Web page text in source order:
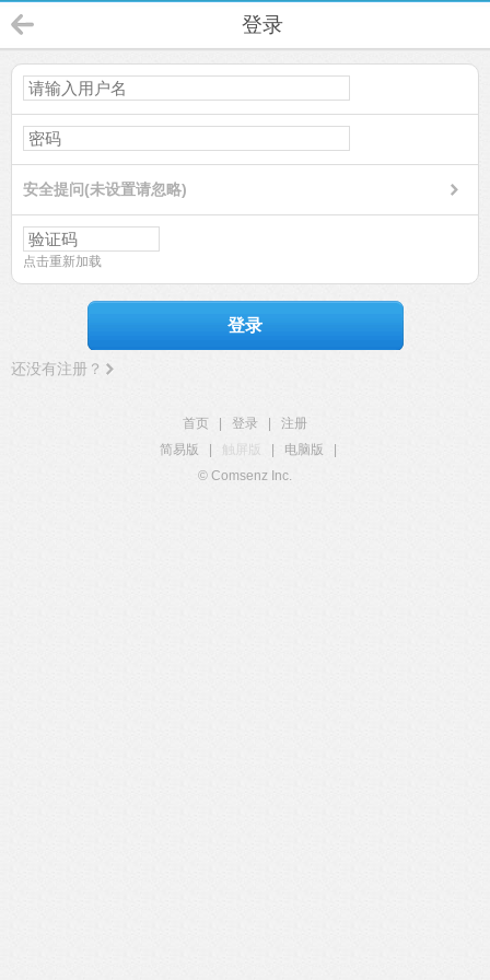
登录
安全提问(未设置请忽略)
点击重新加载
登录
还没有注册？
首页 登录
注册
简易版
触屏版 电脑版
© Comsenz Inc.